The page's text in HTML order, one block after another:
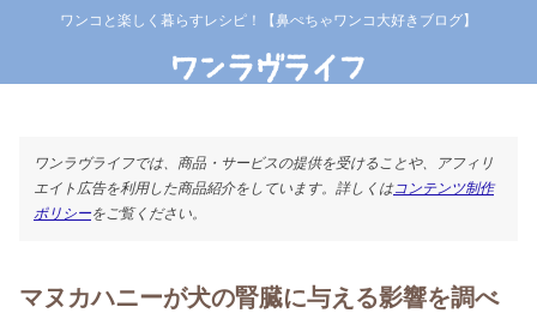
ワンコと楽しく暮らすレシピ！【鼻ぺちゃワンコ大好きブログ】
ワンラヴライフでは、商品・サービスの提供を受けることや、アフィリ
エイト広告を利用した商品紹介をしています。詳しくはコンテンツ制作
ポリシーをご覧ください。
マヌカハニーが犬の腎臓に与える影響を調べ